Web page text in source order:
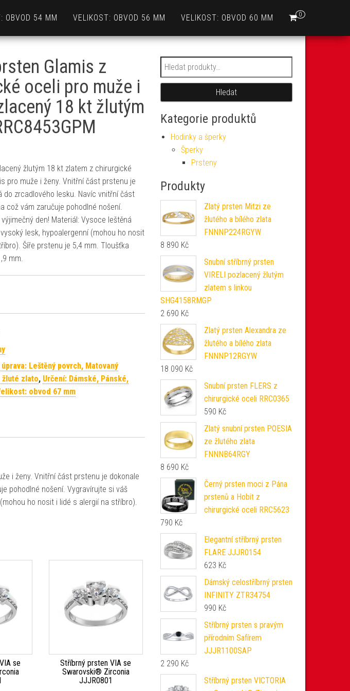
0
OBVOD 54 MM VELIKOST: OBVOD 56 MM VELIKOST: OBVOD 60 MM
Glamis z
oceli pro muže i
18 kt žlutým
žlutým 18 kt zlatem z chirurgické
pro muže i ženy. Vnitřní část prstenu je
do zrcadlového lesku. Navíc vnitřní část
což vám zaručuje pohodlné nošení.
den! Materiál: Vysoce leštěná
lesk, hypoalergenní (mohou ho nosit
Šíře prstenu je 5,4 mm. Tloušťka
mm.
Leštěný povrch, Matovaný
žluté zlato, Určení: Dámské, Pánské,
obvod 67 mm
i ženy. Vnitřní část prstenu je dokonale
pohodlné nošení. Vygravírujte si váš
ho nosit i lidé s alergií na stříbro).
se
Stříbrný prsten VIA se
Swarovski® Zirconia
JJJR0801
Hledat:
Hledat
Kategorie produktů
Hodinky a šperky
Šperky
Prsteny
Produkty
Zlatý prsten Mitzi ze
žlutého a bílého zlata
FNNNP224RGYW
8 890 Kč
Snubní stříbrný prsten
VIRELI pozlacený žlutým
zlatem s linkou
SHG4158RMGP
2 690 Kč
Zlatý prsten Alexandra ze
žlutého a bílého zlata
FNNNP12RGYW
18 090 Kč
Snubní prsten FLERS z
chirurgické oceli RRC0365
590 Kč
Zlatý snubní prsten POESIA
ze žlutého zlata
FNNNB64RGY
8 690 Kč
Černý prsten moci z Pána
prstenů a Hobit z
chirurgické oceli RRC5623
790 Kč
Elegantní stříbrný prsten
FLARE JJJR0154
623 Kč
Dámský celostříbrný prsten
INFINITY ZTR34754
990 Kč
Stříbrný prsten s pravým
přírodním Safírem
JJJR1100SAP
2 290 Kč
Stříbrný prsten VICTORIA